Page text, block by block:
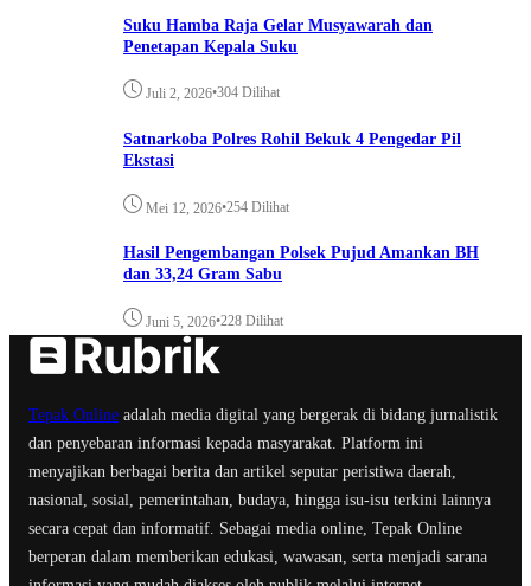
Suku Hamba Raja Gelar Musyawarah dan
Penetapan Kepala Suku
Juli 2, 2026•304 Dilihat
Satnarkoba Polres Rohil Bekuk 4 Pengedar Pil
Ekstasi
Mei 12, 2026•254 Dilihat
Hasil Pengembangan Polsek Pujud Amankan BH
dan 33,24 Gram Sabu
Juni 5, 2026•228 Dilihat
Tepak Online adalah media digital yang bergerak di bidang jurnalistik
dan penyebaran informasi kepada masyarakat. Platform ini
menyajikan berbagai berita dan artikel seputar peristiwa daerah,
nasional, sosial, pemerintahan, budaya, hingga isu-isu terkini lainnya
secara cepat dan informatif. Sebagai media online, Tepak Online
berperan dalam memberikan edukasi, wawasan, serta menjadi sarana